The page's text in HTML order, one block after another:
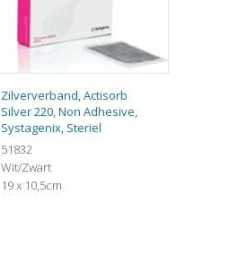
Zilververband, Actisorb
Silver 220, Non Adhesive,
Systagenix, Steriel
51832
Wit/Zwart
19 x 10,5cm